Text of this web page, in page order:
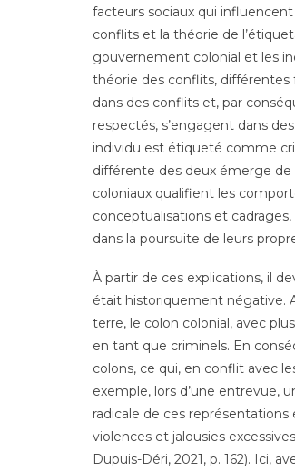
facteurs sociaux qui
conflits et la théorie de
gouvernement colonial et les
théorie des conflits, différentes
dans des conflits et, par
respectés, s’engagent dans
individu est étiqueté comme
différente des deux émerge
coloniaux qualifient les
conceptualisations et
dans la poursuite de leurs
À partir de ces explications, il
était historiquement négative.
terre, le colon colonial, avec
en tant que criminels. En
colons, ce qui, en conflit avec
exemple, lors d’une entrevue,
radicale de ces
violences et jalousies
Dupuis-Déri, 2021, p. 162). Ici,